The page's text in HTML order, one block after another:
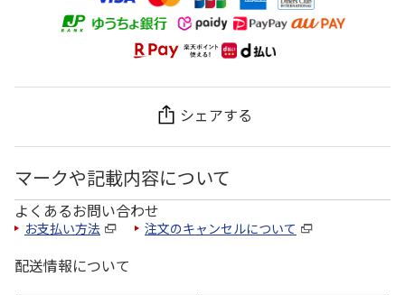
シェアする
マークや記載内容について
よくあるお問い合わせ
お支払い方法 注文のキャンセルについて
配送情報について